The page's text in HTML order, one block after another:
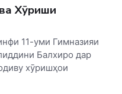
Хӯриши
11-уми Гимназияи
Балхиро дар
хӯришҳои